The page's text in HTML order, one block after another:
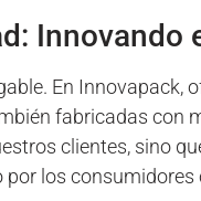
Innovando
En Innovapack,
fabricadas con
clientes, sino
los consumidores